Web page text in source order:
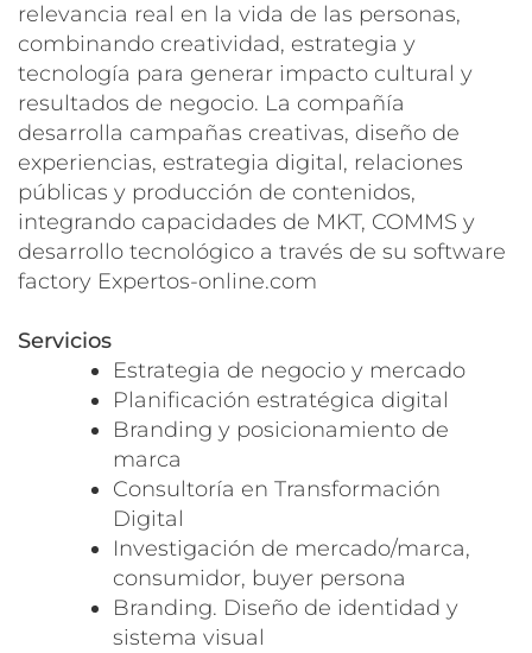
relevancia real en la vida de las personas,
combinando creatividad, estrategia y
tecnología para generar impacto cultural y
resultados de negocio. La compañía
desarrolla campañas creativas, diseño de
experiencias, estrategia digital, relaciones
públicas y producción de contenidos,
integrando capacidades de MKT, COMMS y
desarrollo tecnológico a través de su software
factory Expertos-online.com
Servicios
Estrategia de negocio y mercado
Planificación estratégica digital
Branding y posicionamiento de
marca
Consultoría en Transformación
Digital
Investigación de mercado/marca,
consumidor, buyer persona
Branding. Diseño de identidad y
sistema visual